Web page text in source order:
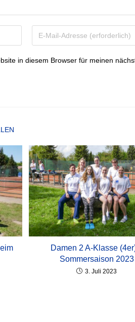
in diesem Browser für meinen
Damen 2 A-Klasse
Sommersaison 2023
3. Juli 2023